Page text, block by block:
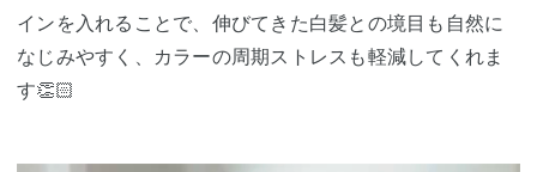
インを入れることで、伸びてきた白髪との境目も自然に
なじみやすく、カラーの周期ストレスも軽減してくれま
す👏🏻